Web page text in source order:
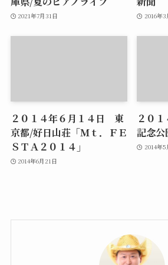
2021年7月31日 2016年3
２０１４年６月１４日 東
京都/好日山荘「Ｍｔ．ＦＥ
ＳＴＡ２０１４」
2014年6月21日
２０
記念公
2014年